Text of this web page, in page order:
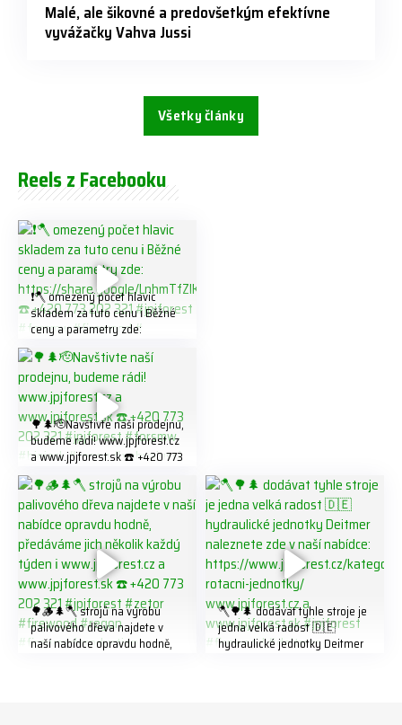
Malé, ale šikovné a predovšetkým efektívne
vyvážačky Vahva Jussi
Všetky články
Reels z Facebooku
❗️🪓 omezený počet hlavic
skladem za tuto cenu ℹ️ Běžné
ceny a parametry zde:
https://share.google/LnhmTfZl
K8W5t7i6o ☎️ +420 773 202
321 #jpjforest #forsmw
#firewood #
🌳🌲🫡Navštivte naší prodejnu,
budeme rádi! www.jpjforest.cz
a www.jpjforest.sk ☎️ +420 773
202 321 #jpjforest #forsmw
#biojack #regon #vahvajussi
🌳🪵🌲🪓 strojů na výrobu
palivového dřeva najdete v
naší nabídce opravdu hodně,
🪓🌳🌲 dodávat tyhle stroje je
jedna velká radost 🇩🇪
hydraulické jednotky Deitmer